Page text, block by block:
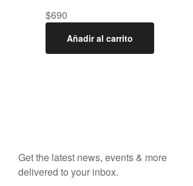
$690
Añadir al carrito
Get the latest news, events & more
delivered to your inbox.